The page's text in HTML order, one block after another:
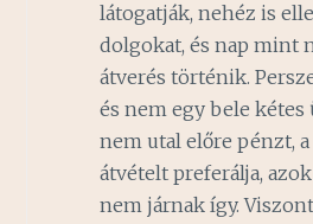
látogatják, nehéz is
dolgokat, és nap mint
átverés történik.
és nem egy bele kétes
nem utal előre pénzt,
átvételt preferálja,
nem járnak így.